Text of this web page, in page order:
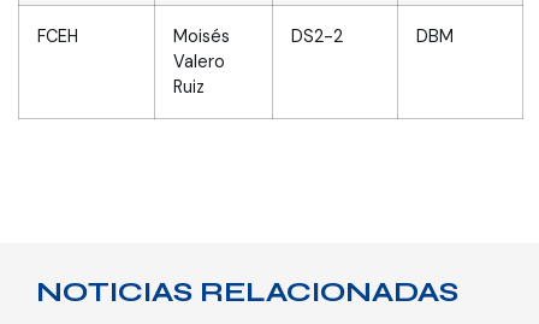
FCEH
Moisés
Valero
Ruiz
DS2-2 DBM
NOTICIAS RELACIONADAS